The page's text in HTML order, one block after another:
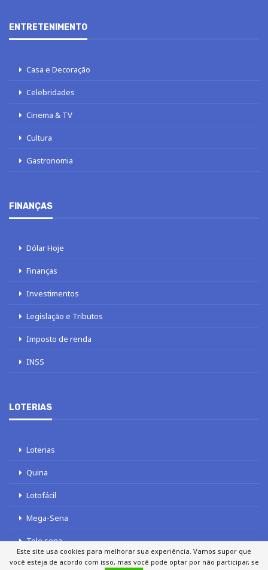
ENTRETENIMENTO
Casa e Decoração
Celebridades
Cinema & TV
Cultura
Gastronomia
FINANÇAS
Dólar Hoje
Finanças
Investimentos
Legislação e Tributos
Imposto de renda
INSS
LOTERIAS
Loterias
Quina
Lotofácil
Mega-Sena
Tele sena
Este site usa cookies para melhorar sua experiência. Vamos supor que
você esteja de acordo com isso, mas você pode optar por não participar, se